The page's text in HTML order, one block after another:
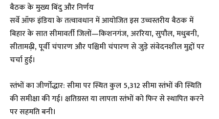
​बैठक के मुख्य बिंदु और निर्णय
​सर्वे ऑफ इंडिया के तत्वावधान में आयोजित इस उच्चस्तरीय बैठक में
बिहार के सात सीमावर्ती जिलों—किशनगंज, अररिया, सुपौल, मधुबनी,
सीतामढ़ी, पूर्वी चंपारण और पश्चिमी चंपारण से जुड़े संवेदनशील मुद्दों पर
चर्चा हुई।
​स्तंभों का जीर्णोद्धार: सीमा पर स्थित कुल 5,312 सीमा स्तंभों की स्थिति
की समीक्षा की गई। क्षतिग्रस्त या लापता स्तंभों को फिर से स्थापित करने
पर सहमति बनी।